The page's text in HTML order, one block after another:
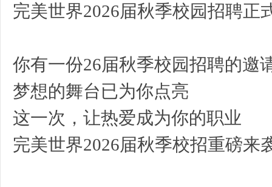
大
学
完美世界2026届秋季校园招聘正
你有一份26届秋季校园招聘的邀
梦想的舞台已为你点亮
这一次，让热爱成为你的职业
完美世界2026届秋季校招重磅来